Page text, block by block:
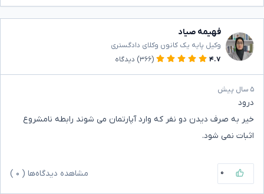
فهیمه صیاد
وکیل پایه یک کانون وکلای دادگستری
۴.۷
(۳۶۶) دیدگاه
۵ سال پیش
درود
خیر به صرف دیدن دو نفر که وارد آپارتمان می شوند رابطه نامشروع
اثبات نمی شود.
۰ مشاهده دیدگاه‌ها ( ۰